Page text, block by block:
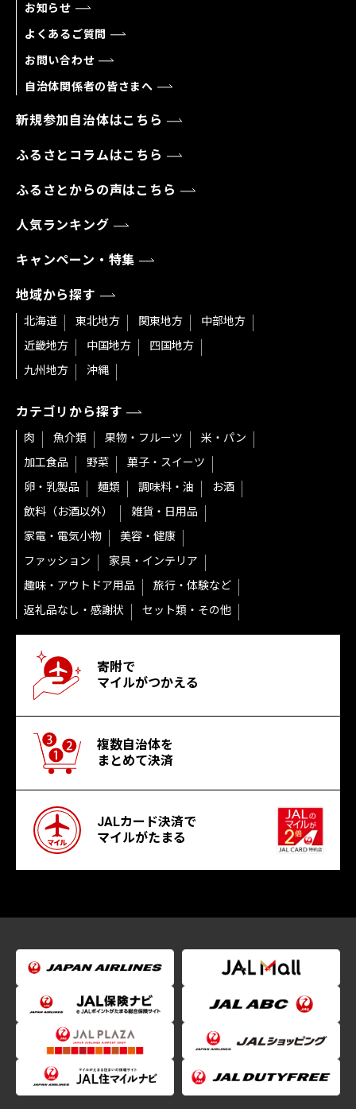
お知らせ
よくあるご質問
お問い合わせ
自治体関係者の皆さまへ
新規参加自治体はこちら
ふるさとコラムはこちら
ふるさとからの声はこちら
人気ランキング
キャンペーン・特集
地域から探す
北海道 東北地方 関東地方
中部地方
近畿地方
中国地方
四国地方
九州地方
沖縄
カテゴリから探す
肉 魚介類 果物・フルーツ
米・パン
加工食品
野菜
菓子・スイーツ
卵・乳製品
麺類 調味料・油
お酒
飲料（お酒以外）
雑貨・日用品
家電・電気小物
美容・健康
ファッション
家具・インテリア
趣味・アウトドア用品
旅行・体験など
返礼品なし・感謝状
セット類・その他
寄附で
マイルがつかえる
複数自治体を
まとめて決済
JALカード決済で
マイルがたまる